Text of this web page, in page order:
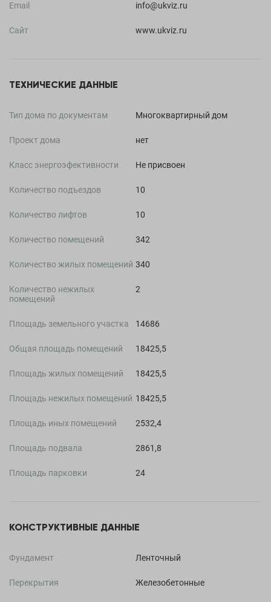
Email info@ukviz.ru
Сайт www.ukviz.ru
ТЕХНИЧЕСКИЕ ДАННЫЕ
Тип дома по документам Многоквартирный дом
Проект дома нет
Класс энергоэфективности Не присвоен
Количество подъездов 10
Количество лифтов 10
Количество помещений 342
Количество жилых помещений 340
Количество нежилых
помещений
2
Площадь земельного участка 14686
Общая площадь помещений 18425,5
Площадь жилых помещений 18425,5
Площадь нежилых помещений 18425,5
Площадь иных помещений 2532,4
Площадь подвала 2861,8
Площадь парковки 24
КОНСТРУКТИВНЫЕ ДАННЫЕ
Фундамент Ленточный
Перекрытия Железобетонные